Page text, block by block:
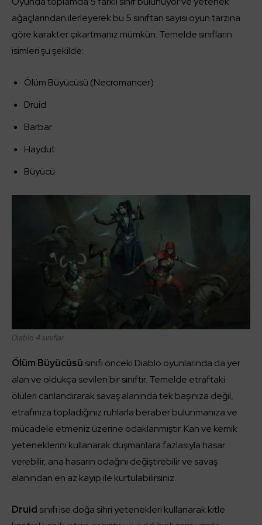
ağaçlarından ilerleyerek bu 5 sınıftan sayısı oyun tarzına
göre karakter çıkartmanız mümkün. Temelde sınıfların
isimleri şu şekilde:
Ölüm Büyücüsü (Necromancer)
Druid
Barbar
Haydut
Büyücü
Diablo 4 sınıflar
Ölüm Büyücüsü sınıfı önceki Diablo oyunlarında da yer
alan ve oldukça sevilen bir sınıftır. Temelde etraftaki
ölüleri canlandırarak savaş alanında tek başınıza değil,
etrafınıza topladığınız ruhlarla beraber bulunmanıza ve
mücadele etmeniz üzerine odaklanmıştır. Kan ve kemik
yeteneklerini kullanarak düşmanlara fazlasıyla hasar
verebilir, ana hasarın odağını değiştirebilir ve savaş
alanından en az kayıp ile kurtulabilirsiniz.
Druid sınıfı ise doğa sihri yetenekleri kullanarak kitle